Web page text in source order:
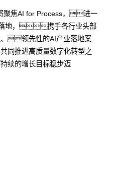
焦AI for Process，进一
落地，携手各行业头部
领先性的AI产业落地案
推进高质量数字化转型之
的增长目标稳步迈